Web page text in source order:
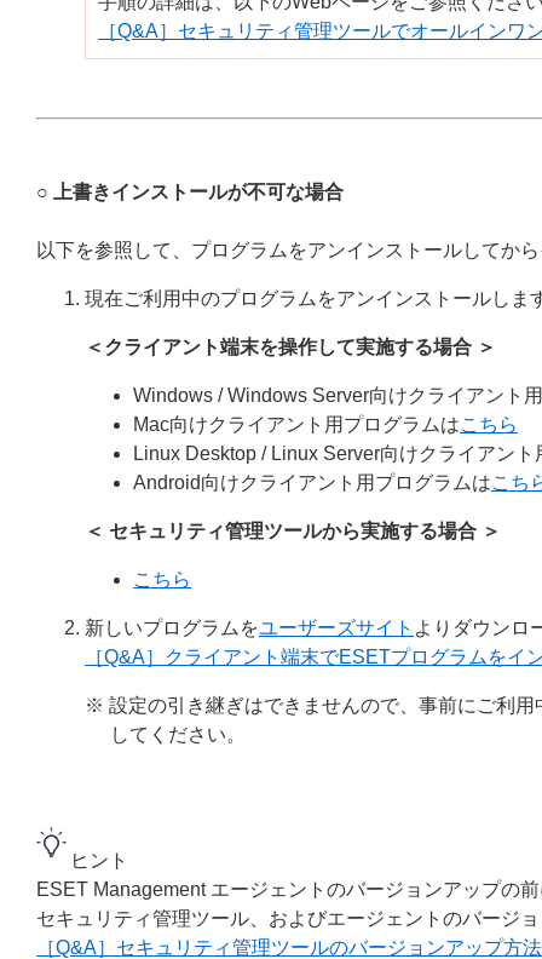
［Q&A］セキュリティ管理ツールでオールイン
○ 上書きインストールが不可な場合
以下を参照して、プログラムをアンインストールしてか
現在ご利用中のプログラムをアンインストールしま
＜クライアント端末を操作して実施する場合 ＞
Windows / Windows Server向けクライアント
Mac向けクライアント用プログラムはこちら
Linux Desktop / Linux Server向けクライアン
Android向けクライアント用プログラムはこち
＜ セキュリティ管理ツールから実施する場合 ＞
こちら
新しいプログラムをユーザーズサイト よりダウンロ
［Q&A］クライアント端末でESETプログラムをイ
※ 設定の引き継ぎはできませんので、事前にご利
してください。
ヒント
ESET Management エージェントのバージョンアップの
セキュリティ管理ツール、およびエージェントのバージ
［Q&A］セキュリティ管理ツールのバージョンアップ方法